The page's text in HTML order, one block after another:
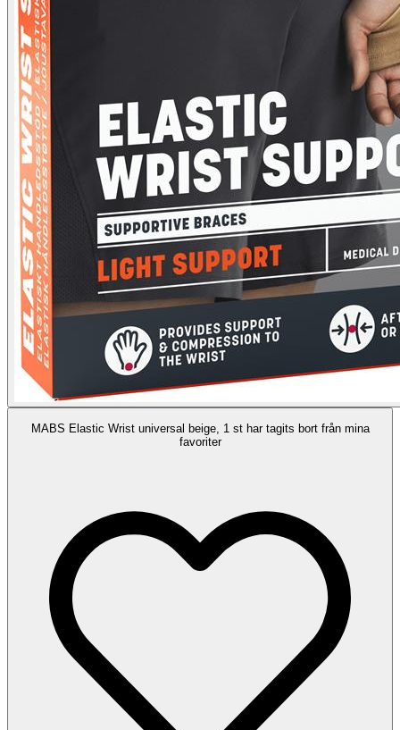
MABS Elastic Wrist universal beige, 1 st har tagits bort från mina
favoriter